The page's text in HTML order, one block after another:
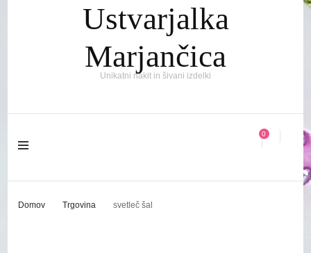
Ustvarjalka
Marjančica
Unikatni nakit in šivani izdelki
0
Domov Trgovina svetleč šal